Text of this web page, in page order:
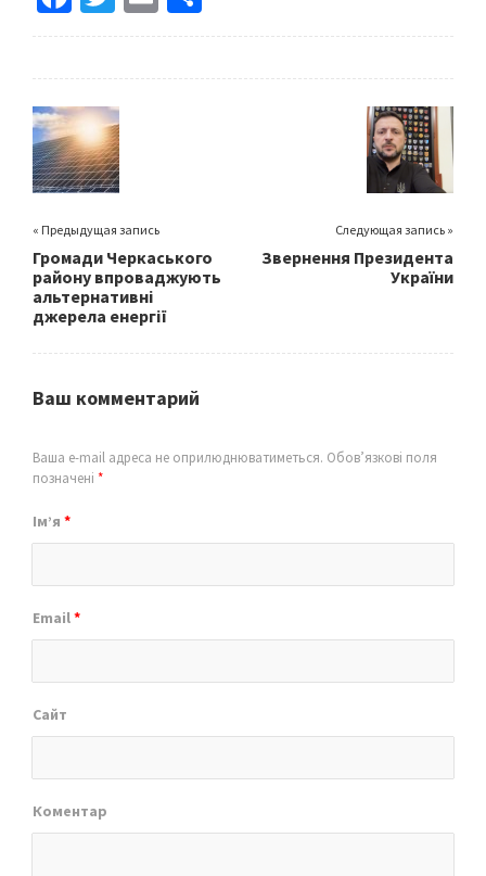
ce
o
o
k
wi
er
m h
« Предыдущая запись
Громади Черкаського
району впроваджують
альтернативні
джерела енергії
Следующая запись »
Звернення Президента
України
Ваш комментарий
Ваша e-mail адреса не оприлюднюватиметься. Обов’язкові поля
позначені *
Ім’я *
Email*
Сайт
Коментар